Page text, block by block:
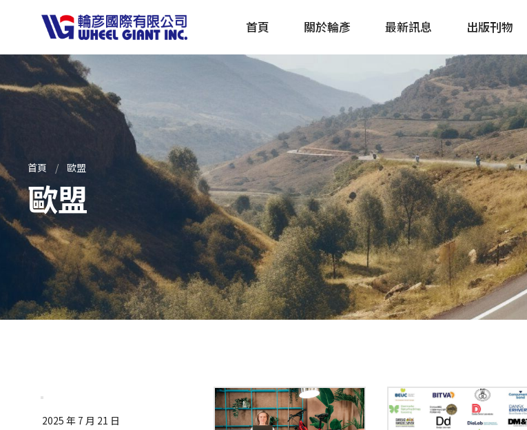
首頁 關於輪彥 最新訊息 出版刊物
產品採購指南 TBS
全球電動自行車專刊 EBS
自行車&電動車市場快訊
Bike & E-Bike Market
Update
首頁 歐盟
歐盟
2025 年 7 月 21 日